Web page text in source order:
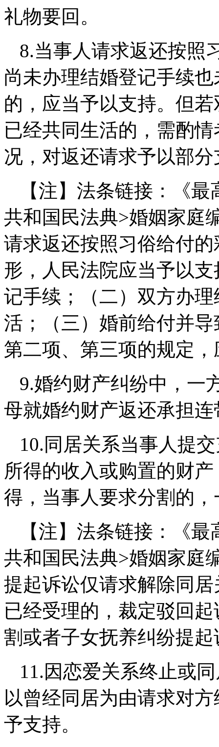
礼物要回。
8.当事人请求返还按照
尚未办理结婚登记手续
的，应当予以支持。但若
已经共同生活的，需酌
况，对返还请求予以部
【注】法条链接：《
共和国民法典>婚姻家庭
请求返还按照习俗给付
形，人民法院应当予以
记手续；（二）双方办
活；（三）婚前给付并
第二项、第三项的规定
9.婚约财产纠纷中， 一
母就婚约财产返还承担
10.同居关系当事人提
所得的收入或购置的财产
得， 当事人要求分割的
【注】法条链接：《
共和国民法典>婚姻家庭
提起诉讼仅请求解除同
已经受理的，裁定驳回
割或者子女抚养纠纷提
11.因恋爱关系终止或
以曾经同居为由请求对
予支持。